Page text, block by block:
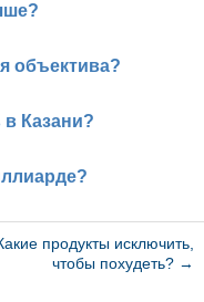
объектива?
Казани?
продукты исключить,
чтобы похудеть? →